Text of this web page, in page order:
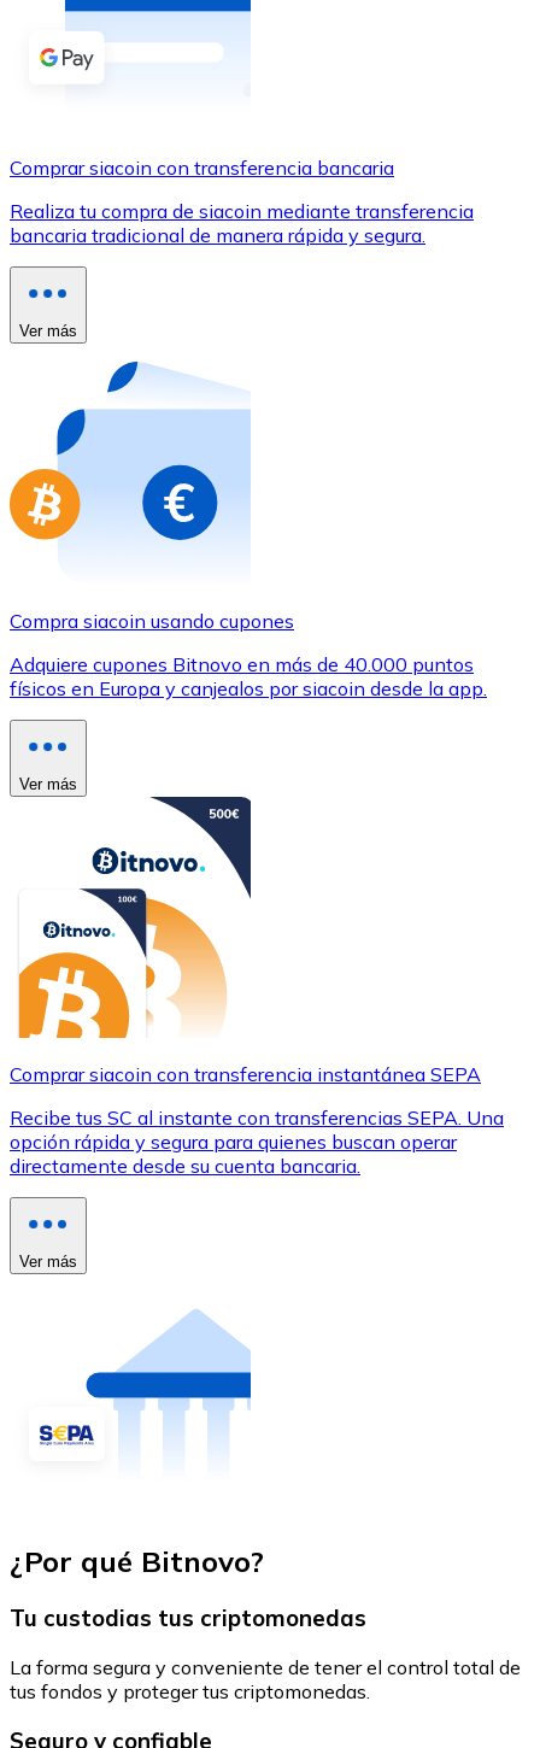
Comprar con efectivo
Transferencia SEPA
Utiliza tarjetas Visa y Mastercard para comprar
Comprar con tarjeta
Compra tarjetas regalo de tus marcas favoritas con
Ir a la tienda de tarjetas regalo
Comprar siacoin con transferencia bancaria
Realiza tu compra de siacoin mediante transferencia
bancaria tradicional de manera rápida y segura.
Ver más
Compra siacoin usando cupones
Adquiere cupones Bitnovo en más de 40.000 puntos
físicos en Europa y canjealos por siacoin desde la app.
Ver más
Comprar siacoin con transferencia instantánea SEPA
Recibe tus SC al instante con transferencias SEPA. Una
opción rápida y segura para quienes buscan operar
directamente desde su cuenta bancaria.
Ver más
¿Por qué Bitnovo?
Tu custodias tus criptomonedas
La forma segura y conveniente de tener el control total de
tus fondos y proteger tus criptomonedas.
Seguro y confiable